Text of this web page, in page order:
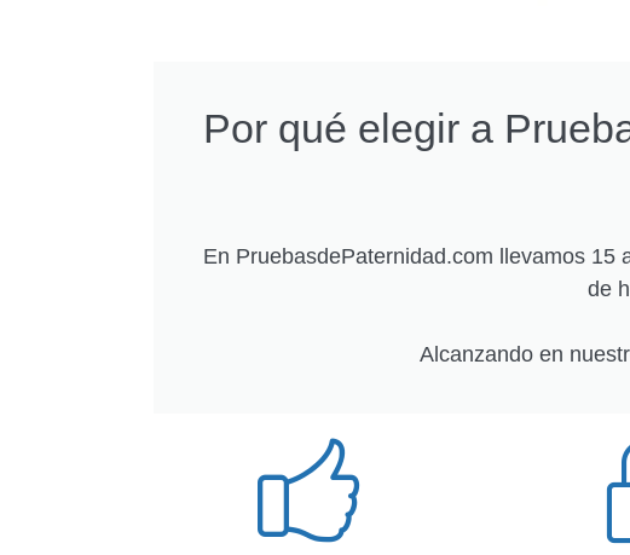
Por qué elegir a
En PruebasdePaternidad.com llevamos
de
Alcanzando en